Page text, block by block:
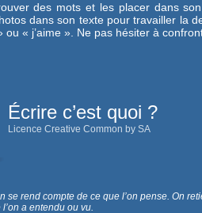
des mots et les placer dans
dans son texte pour travailler la
ou « j’aime ». Ne pas hésiter à
Écrire c’est quoi ?
Licence Creative Common by SA
se rend compte de ce que l’on pense. On
a entendu ou vu.